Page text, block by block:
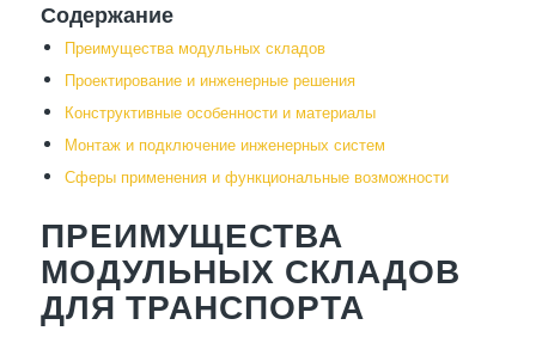
Содержание
Преимущества модульных складов
Проектирование и инженерные решения
Конструктивные особенности и материалы
Монтаж и подключение инженерных систем
Сферы применения и функциональные возможности
ПРЕИМУЩЕСТВА
МОДУЛЬНЫХ СКЛАДОВ
ДЛЯ ТРАНСПОРТА